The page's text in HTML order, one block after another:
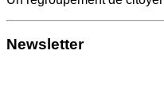
Newsletter